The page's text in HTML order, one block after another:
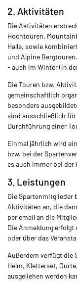
2. Aktivitäten
Die Aktivitäten
Hochtouren,
Halle, sowie
und Alpine
- auch im Winter (in
Die Touren bzw.
gemeinschaftlich
besonders
sind ausschließlich
Durchführung einer
Einmal jährlich wird
bzw. bei der
es auch immer bei der
3. Leistungen
Die Spartenmitglieder
Aktivitäten an, die
per email an die
Die Anmeldung
oder über das
Außerdem verfügt die
Helm, Kletterset,
ausgeliehen werden